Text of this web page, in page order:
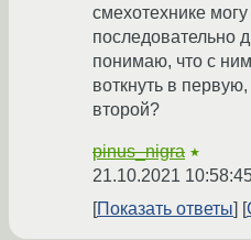
смехотехнике
последовательно
понимаю, что с
воткнуть в
второй?
pinus_nigra ★
21.10.2021
Показать ответы